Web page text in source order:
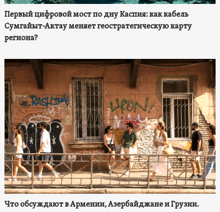
Первый цифровой мост по дну Каспия: как кабель
Сумгайыт-Актау меняет геостратегическую карту
региона?
Что обсуждают в Армении, Азербайджане и Грузии.